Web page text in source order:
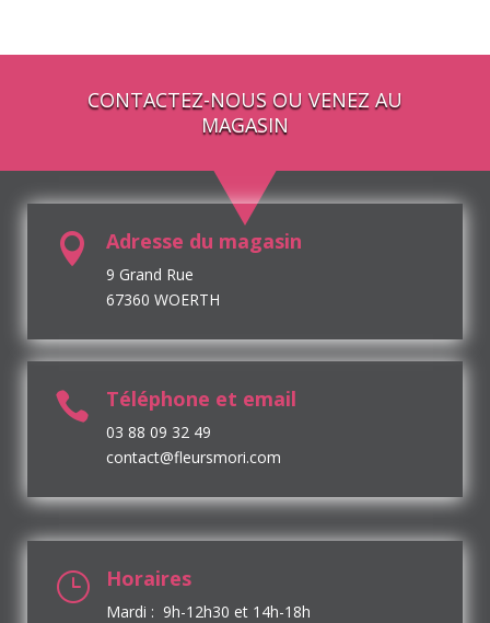
CONTACTEZ-NOUS OU VENEZ AU
MAGASIN
 Adresse du magasin
9 Grand Rue
67360 WOERTH
 Téléphone et email
03 88 09 32 49
contact@fleursmori.com
} Horaires
Mardi : 9h-12h30 et 14h-18h